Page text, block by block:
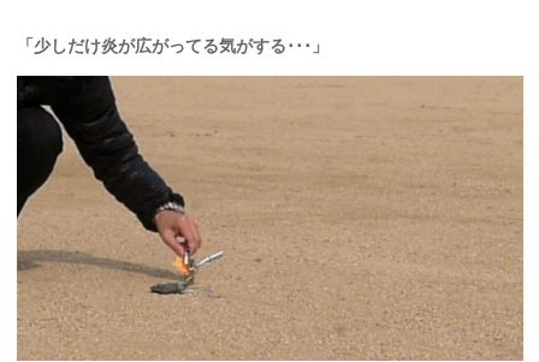
「少しだけ炎が広がってる気がする･･･」